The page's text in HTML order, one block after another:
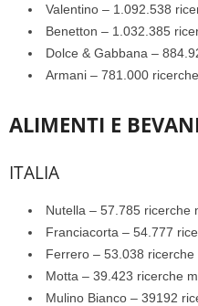
Valentino – 1.092.538
Benetton – 1.032.385
Dolce & Gabbana –
Armani – 781.000
ALIMENTI E
ITALIA
Nutella – 57.785 ricerche
Franciacorta – 54.777
Ferrero – 53.038 ricerche
Motta – 39.423 ricerche
Mulino Bianco – 39192